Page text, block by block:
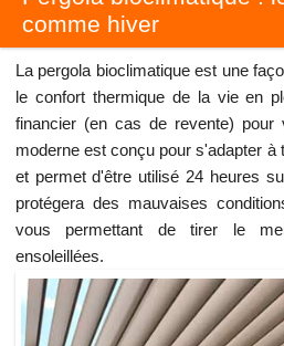
comme hiver
La pergola bioclimatique est une
le confort thermique de la vie en
financier (en cas de revente)
moderne est conçu pour s'adapter à
et permet d'être utilisé 24 heures
protégera des mauvaises
vous permettant de tirer le
ensoleillées.